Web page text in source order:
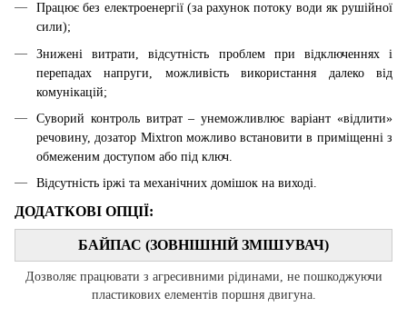
Працює без електроенергії (за рахунок потоку води як рушійної
сили);
Знижені витрати, відсутність проблем при відключеннях і
перепадах напруги, можливість використання далеко від
комунікацій;
Суворий контроль витрат –унеможливлює варіант «відлити»
речовину, дозатор Mixtronможливо встановити в приміщенні з
обмеженим доступом або під ключ.
Відсутність іржі та механічних домішок на виході.
ДОДАТКОВІ ОПЦІЇ:
БАЙПАС (ЗОВНІШНІЙ ЗМІШУВАЧ)
Дозволяє працювати з агресивними рідинами, не пошкоджуючи
пластикових елементів поршня двигуна.